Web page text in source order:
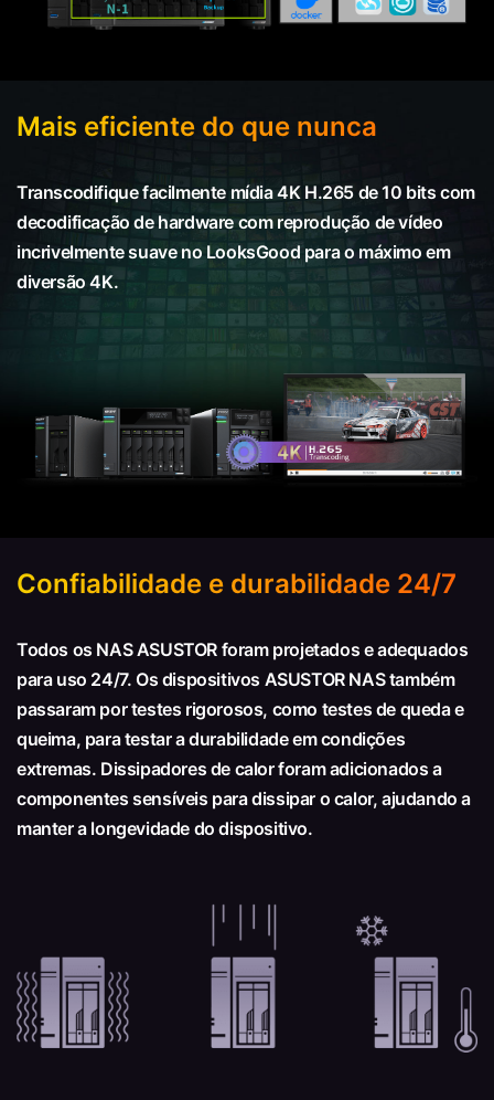
Mais eficiente do que nunca
Transcodifique facilmente mídia 4K H.265 de 10 bits com
decodificação de hardware com reprodução de vídeo
incrivelmente suave no LooksGood para o máximo em
diversão 4K.
Confiabilidade e durabilidade 24/7
Todos os NAS ASUSTOR foram projetados e adequados
para uso 24/7. Os dispositivos ASUSTOR NAS também
passaram por testes rigorosos, como testes de queda e
queima, para testar a durabilidade em condições
extremas. Dissipadores de calor foram adicionados a
componentes sensíveis para dissipar o calor, ajudando a
manter a longevidade do dispositivo.